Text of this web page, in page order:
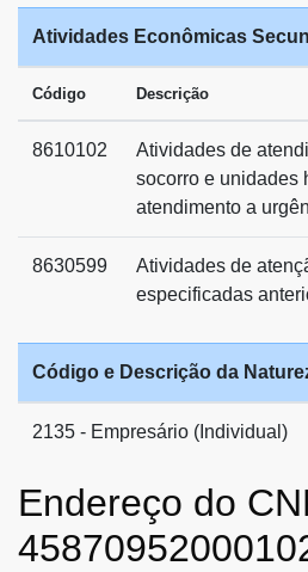
Atividades Econômicas
Código Descrição
8610102
Atividades de
socorro e unidades
atendimento a
8630599
Atividades de
especificadas
Código e Descrição da
2135 - Empresário (Individual)
Endereço do